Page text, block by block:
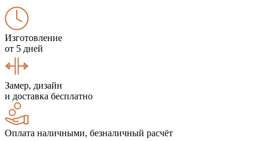
Изготовление
от 5 дней
Замер, дизайн
и доставка бесплатно
Оплата наличными, безналичный расчёт